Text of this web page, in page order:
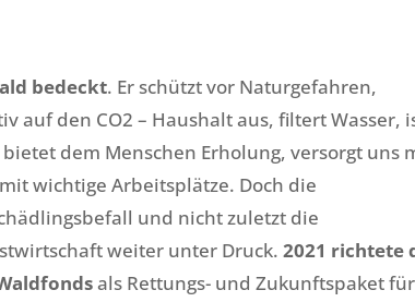
bedeckt. Er schützt vor Naturgefahren,
auf den CO2 – Haushalt aus, filtert Wasser,
dem Menschen Erholung, versorgt uns
wichtige Arbeitsplätze. Doch die
und nicht zuletzt die
weiter unter Druck.2021 richtete
als Rettungs- und Zukunftspaket für